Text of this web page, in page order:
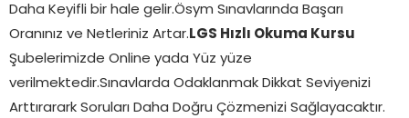
Daha Keyifli bir hale gelir.Ösym Sınavlarında Başarı
Oranınız ve Netleriniz Artar.LGS Hızlı Okuma Kursu
Şubelerimizde Online yada Yüz yüze
verilmektedir.Sınavlarda Odaklanmak Dikkat Seviyenizi
Arttırarark Soruları Daha Doğru Çözmenizi Sağlayacaktır.